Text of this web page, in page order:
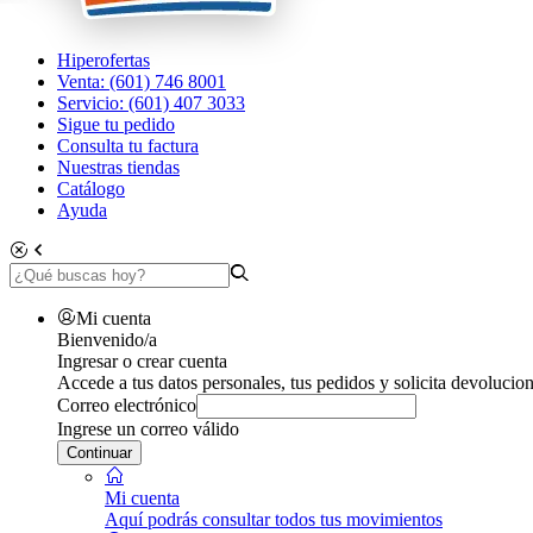
Hiperofertas
Venta: (601) 746 8001
Servicio: (601) 407 3033
Sigue tu pedido
Consulta tu factura
Nuestras tiendas
Catálogo
Ayuda
Mi cuenta
Bienvenido/a
Ingresar o crear cuenta
Accede a tus datos personales, tus pedidos y solicita
Correo electrónico
Ingrese un correo válido
Continuar
Mi cuenta
Aquí podrás consultar todos tus movimientos